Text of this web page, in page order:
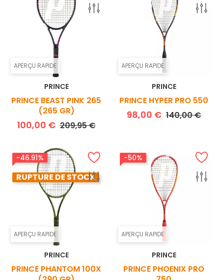
APERÇU RAPIDE
PRINCE
PRINCE BEAST PINK 265
(265 GR)
100,00 € Prix de base
209,95 €Prix
APERÇU RAPIDE
PRINCE
PRINCE HYPER PRO 550
98,00 € Prix de base
140,00 €Prix
APERÇU RAPIDE
-46.91%
RUPTURE DE STOCK
PRINCE
PRINCE PHANTOM 100X
APERÇU RAPIDE
-50%
PRINCE
PRINCE PHOENIX PRO